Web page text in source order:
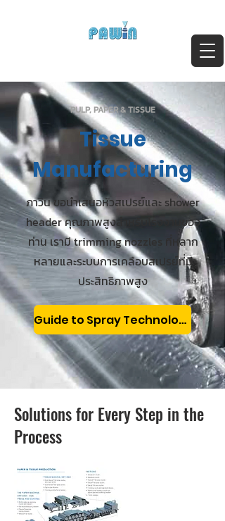
PULP, PAPER & TISSUE
Tissue
Manufacturing
ภาวิน ขอนำเสนอหัวสเปรย์และ shower
header คุณภาพสูงสำหรับโรงงานของ
ท่าน เรามี trimming nozzles ที่หลาก
หลายและระบบการเคลือบสเปรย์ที่มี
ประสิทธิภาพสูง
Guide to Spray Technology for the Pulp & Paper Industry
Solutions for Every Step in the
Process